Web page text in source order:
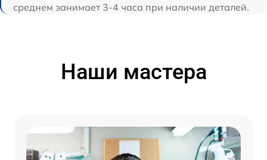
среднем занимает 3-4 часа при наличии деталей.
Наши мастера